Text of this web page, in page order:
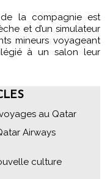
la compagnie est
et d’un simulateur
mineurs voyageant
à un salon leur
au Qatar
Airways
culture